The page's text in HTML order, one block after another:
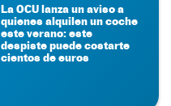
La OCU lanza un aviso a
quienes alquilen un coche
este verano: este
despiste puede costarte
cientos de euros